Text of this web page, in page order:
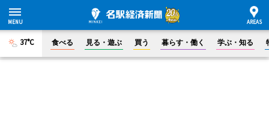
37°C 食べる 見る・遊ぶ 買う 暮らす・働く 学ぶ・知る